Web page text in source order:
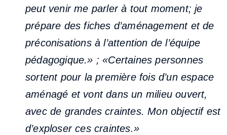
peut venir me parler à tout moment; je
prépare des fiches d’aménagement et de
préconisations à l’attention de l’équipe
pédagogique.» ; «Certaines personnes
sortent pour la première fois d’un espace
aménagé et vont dans un milieu ouvert,
avec de grandes craintes. Mon objectif est
d’exploser ces craintes.»